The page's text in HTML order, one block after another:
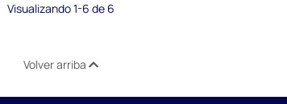
Visualizando 1-6 de 6
Volver arriba